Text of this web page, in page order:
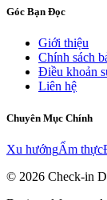
Góc Bạn Đọc
Giới thiệu
Chính sách
Điều khoản
Liên hệ
Chuyên Mục Chính
Xu hướngẨm thực
© 2026 Check-in